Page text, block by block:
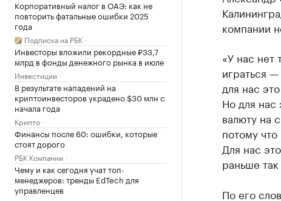
Корпоративный налог в ОАЭ: как не
повторить фатальные ошибки 2025
года
Подписка на РБК
Инвесторы вложили рекордные ₽33,7
млрд в фонды денежного рынка в июле
Инвестиции
В результате нападений на
криптоинвесторов украдено $30 млн с
начала года
Крипто
Финансы после 60: ошибки, которые
стоят дорого
РБК Компании
Чему и как сегодня учат топ-
менеджеров: тренды EdTech для
управленцев
компании
«У нас нет
играться
для нас
Но для нас
валюту на
потому
Для нас
раньше
По его